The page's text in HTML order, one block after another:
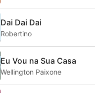
Dai Dai Dai
Robertino
Eu Vou na Sua Casa
Wellington Paixone